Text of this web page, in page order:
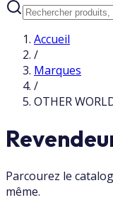
Accueil
/
Marques
/
OTHER
Parcourez le
même.